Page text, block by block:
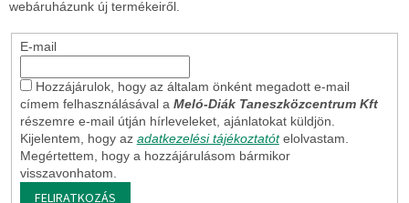
webáruházunk új termékeiről.
E-mail
Hozzájárulok, hogy az általam önként megadott e-mail
címem felhasználásával a Meló-Diák Taneszközcentrum Kft
részemre e-mail útján hírleveleket, ajánlatokat küldjön.
Kijelentem, hogy az adatkezelési tájékoztatót elolvastam.
Megértettem, hogy a hozzájárulásom bármikor
visszavonhatom.
FELIRATKOZÁS